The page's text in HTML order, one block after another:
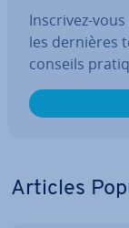
Inscrivez-
les dernières
conseils
Articles